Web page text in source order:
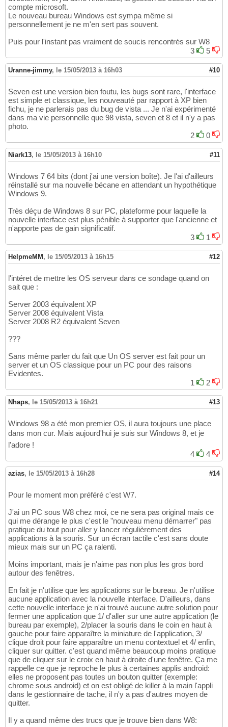
compte microsoft.
Le nouveau bureau Windows est sympa même si
personnellement je ne m'en sert pas souvent.
Puis pour l'instant pas vraiment de soucis rencontrés sur W8
3
5
Uranne-jimmy, le 15/05/2013 à 16h03 #10
Seven est une version bien foutu, les bugs sont rare, l'interface
est simple et classique, les nouveauté par rapport à XP bien
fichu, je ne parlerais pas du bug de vista ... Je n'ai expérimenté
dans ma vie personnelle que 98 vista, seven et 8 et il n'y a pas
photo.
2
0
Niark13, le 15/05/2013 à 16h10 #11
Windows 7 64 bits (dont j'ai une version boîte). Je l'ai d'ailleurs
réinstallé sur ma nouvelle bécane en attendant un hypothétique
Windows 9.
Très déçu de Windows 8 sur PC, plateforme pour laquelle la
nouvelle interface est plus pénible à supporter que l'ancienne et
n'apporte pas de gain significatif.
3
1
HelpmeMM , le 15/05/2013 à 16h15 #12
l'intéret de mettre les OS serveur dans ce sondage quand on
sait que :
Server 2003 équivalent XP
Server 2008 équivalent Vista
Server 2008 R2 équivalent Seven
???
Sans même parler du fait que Un OS server est fait pour un
server et un OS classique pour un PC pour des raisons
Evidentes.
1
2
Nhaps, le 15/05/2013 à 16h21 #13
Windows 98 a été mon premier OS, il aura toujours une place
dans mon cur. Mais aujourd'hui je suis sur Windows 8, et je
l'adore !
4
4
azias, le 15/05/2013 à 16h28 #14
Pour le moment mon préféré c'est W7.
J'ai un PC sous W8 chez moi, ce ne sera pas original mais ce
qui me dérange le plus c'est le "nouveau menu démarrer" pas
pratique du tout pour aller y lancer régulièrement des
applications à la souris. Sur un écran tactile c'est sans doute
mieux mais sur un PC ça ralenti.
Moins important, mais je n'aime pas non plus les gros bord
autour des fenêtres.
En fait je n'utilise que les applications sur le bureau. Je n'utilise
aucune application avec la nouvelle interface. D'ailleurs, dans
cette nouvelle interface je n'ai trouvé aucune autre solution pour
fermer une application que 1/ d'aller sur une autre application (le
bureau par exemple), 2/placer la souris dans le coin en haut à
gauche pour faire apparaître la miniature de l'application, 3/
clique droit pour faire apparaître un menu contextuel et 4/ enfin,
cliquer sur quitter. c'est quand même beaucoup moins pratique
que de cliquer sur le croix en haut à droite d'une fenêtre. Ça me
rappelle ce que je reproche le plus à certaines applis android:
elles ne proposent pas toutes un bouton quitter (exemple:
chrome sous android) et on est obligé de killer à la main l'appli
dans le gestionnaire de tache, il n'y a pas d'autres moyen de
quitter.
Il y a quand même des trucs que je trouve bien dans W8: